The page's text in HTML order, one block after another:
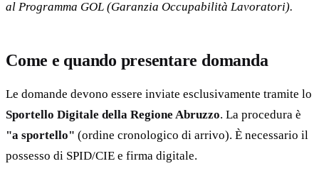
al Programma GOL (Garanzia Occupabilità Lavoratori).
Come e quando presentare domanda
Le domande devono essere inviate esclusivamente tramite lo
Sportello Digitale della Regione Abruzzo. La procedura è
"a sportello" (ordine cronologico di arrivo). È necessario il
possesso di SPID/CIE e firma digitale.